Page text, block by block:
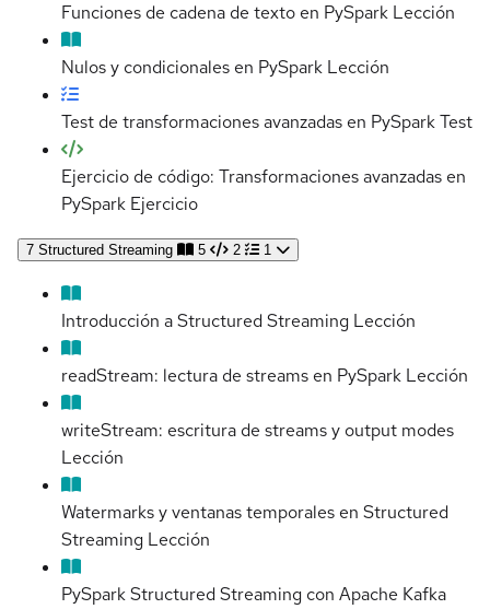
Funciones de cadena de texto en PySpark Lección
Nulos y condicionales en PySpark Lección
Test de transformaciones avanzadas en PySparkTest
Ejercicio de código: Transformaciones avanzadas en
PySpark Ejercicio
7 Structured Streaming 5 2 1
Introducción a Structured Streaming Lección
readStream: lectura de streams en PySpark Lección
writeStream: escritura de streams y output modes
Lección
Watermarks y ventanas temporales en Structured
Streaming Lección
PySpark Structured Streaming con Apache Kafka